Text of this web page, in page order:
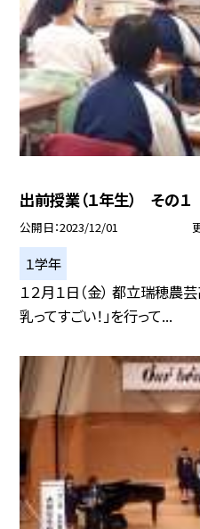
出前授業（１年生） その１
公開日 2023/12/01
１学年
１２月１日（金） 都立瑞穂農
乳ってすごい！」を行って...